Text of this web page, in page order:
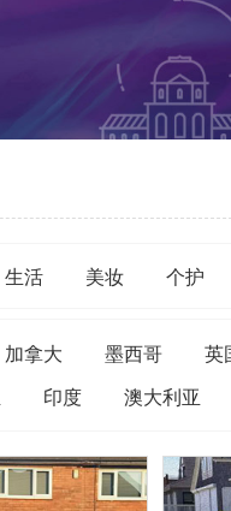
生活 美妆 个护
加拿大 墨西哥 英
印度 澳大利亚